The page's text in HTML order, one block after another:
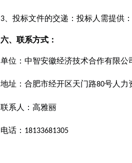
3 、投标文件的交递：投标人需提供：
六、联系方式：
单位：中智安徽经济技术合作有限公
地址：合肥市经开区天门路80号人力
联系人：高雅丽
电话： 18133681305